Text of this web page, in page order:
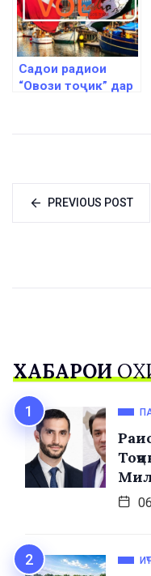
Садои радиои
“Овози тоҷик” дар
PREVIOUS POST
ХАБАРҲОИ